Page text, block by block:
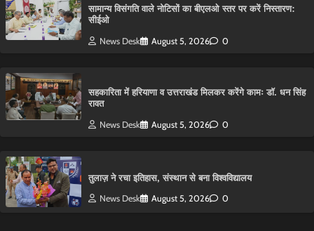
सामान्य विसंगति वाले नोटिसों का बीएलओ स्तर पर करें निस्तारण:
सीईओ
News Desk August 5, 2026 0
सहकारिता में हरियाणा व उत्तराखंड मिलकर करेंगे कामः डाॅ. धन सिंह
रावत
News Desk August 5, 2026 0
तुलाज़ ने रचा इतिहास, संस्थान से बना विश्वविद्यालय
News Desk August 5, 2026 0